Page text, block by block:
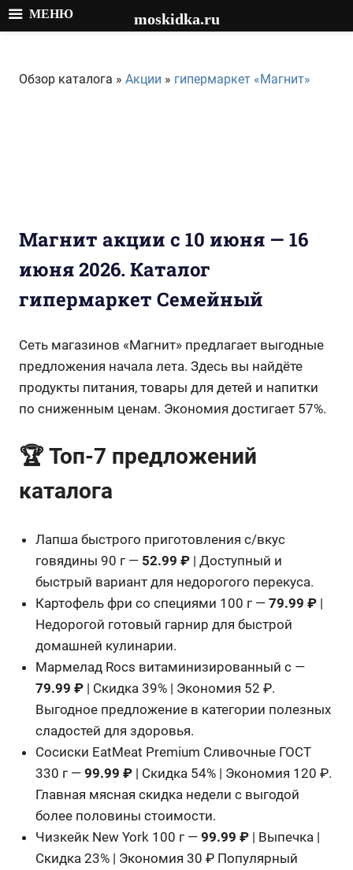
содержимому
Обзор каталога » Акции » гипермаркет «Магнит»
Магнит акции с 10 июня — 16
июня 2026. Каталог
гипермаркет Семейный
Сеть магазинов «Магнит» предлагает выгодные
предложения начала лета. Здесь вы найдёте
продукты питания, товары для детей и напитки
по сниженным ценам. Экономия достигает 57%.
🏆 Топ-7 предложений
каталога
Лапша быстрого приготовления с/вкус
говядины 90 г — 52.99 ₽ | Доступный и
быстрый вариант для недорогого перекуса.
Картофель фри со специями 100 г —79.99 ₽ |
Недорогой готовый гарнир для быстрой
домашней кулинарии.
Мармелад Rocs витаминизированный с —
79.99 ₽ | Скидка 39% | Экономия 52 ₽.
Выгодное предложение в категории полезных
сладостей для здоровья.
Сосиски EatMeat Premium Сливочные ГОСТ
330 г —99.99 ₽ | Скидка 54% | Экономия 120 ₽.
Главная мясная скидка недели с выгодой
более половины стоимости.
Чизкейк New York 100 г —99.99 ₽ | Выпечка |
Скидка 23% | Экономия 30 ₽ Популярный
МЕНЮ moskidka.ru